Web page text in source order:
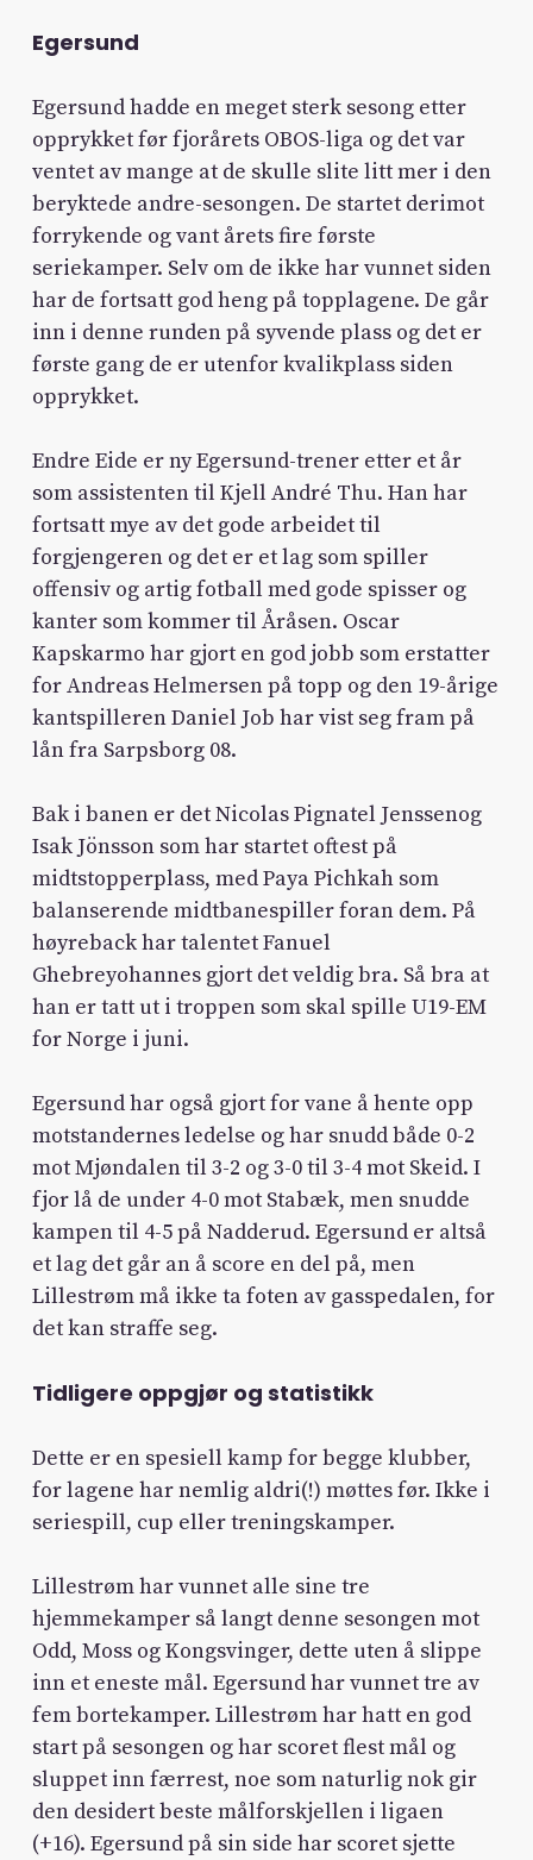
Egersund
Egersund hadde en meget sterk sesong etter
opprykket før fjorårets OBOS-liga og det var
ventet av mange at de skulle slite litt mer i den
beryktede andre-sesongen. De startet derimot
forrykende og vant årets fire første
seriekamper. Selv om de ikke har vunnet siden
har de fortsatt god heng på topplagene. De går
inn i denne runden på syvende plass og det er
første gang de er utenfor kvalikplass siden
opprykket.
Endre Eide er ny Egersund-trener etter et år
som assistenten til Kjell André Thu. Han har
fortsatt mye av det gode arbeidet til
forgjengeren og det er et lag som spiller
offensiv og artig fotball med gode spisser og
kanter som kommer til Åråsen. Oscar
Kapskarmo har gjort en god jobb som erstatter
for Andreas Helmersen på topp og den 19-årige
kantspilleren Daniel Job har vist seg fram på
lån fra Sarpsborg 08.
Bak i banen er det Nicolas Pignatel Jenssenog
Isak Jönsson som har startet oftest på
midtstopperplass, med Paya Pichkah som
balanserende midtbanespiller foran dem. På
høyreback har talentet Fanuel
Ghebreyohannes gjort det veldig bra. Så bra at
han er tatt ut i troppen som skal spille U19-EM
for Norge i juni.
Egersund har også gjort for vane å hente opp
motstandernes ledelse og har snudd både 0-2
mot Mjøndalen til 3-2 og 3-0 til 3-4 mot Skeid. I
fjor lå de under 4-0 mot Stabæk, men snudde
kampen til 4-5 på Nadderud. Egersund er altså
et lag det går an å score en del på, men
Lillestrøm må ikke ta foten av gasspedalen, for
det kan straffe seg.
Tidligere oppgjør og statistikk
Dette er en spesiell kamp for begge klubber,
for lagene har nemlig aldri(!) møttes før. Ikke i
seriespill, cup eller treningskamper.
Lillestrøm har vunnet alle sine tre
hjemmekamper så langt denne sesongen mot
Odd, Moss og Kongsvinger, dette uten å slippe
inn et eneste mål. Egersund har vunnet tre av
fem bortekamper. Lillestrøm har hatt en god
start på sesongen og har scoret flest mål og
sluppet inn færrest, noe som naturlig nok gir
den desidert beste målforskjellen i ligaen
(+16). Egersund på sin side har scoret sjette